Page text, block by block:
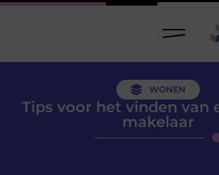
WONEN
Tips voor het vinden van
makelaar